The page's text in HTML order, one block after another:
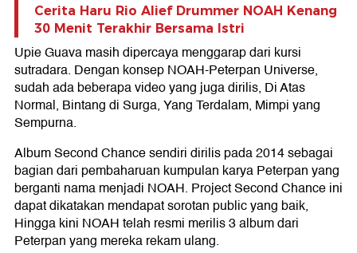
Cerita Haru Rio Alief Drummer NOAH Kenang
30 Menit Terakhir Bersama Istri
Upie Guava masih dipercaya menggarap dari kursi
sutradara. Dengan konsep NOAH-Peterpan Universe,
sudah ada beberapa video yang juga dirilis, Di Atas
Normal, Bintang di Surga, Yang Terdalam, Mimpi yang
Sempurna.
Album Second Chance sendiri dirilis pada 2014 sebagai
bagian dari pembaharuan kumpulan karya Peterpan yang
berganti nama menjadi NOAH. Project Second Chance ini
dapat dikatakan mendapat sorotan public yang baik,
Hingga kini NOAH telah resmi merilis 3 album dari
Peterpan yang mereka rekam ulang.